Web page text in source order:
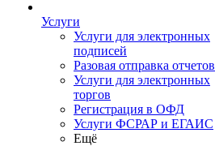
Услуги
Услуги для электронных
подписей
Разовая отправка отчетов
Услуги для электронных
торгов
Регистрация в ОФД
Услуги ФСРАР и ЕГАИС
Ещё